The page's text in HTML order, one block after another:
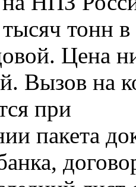
тонн
Цена
Вызов на
при
пакета